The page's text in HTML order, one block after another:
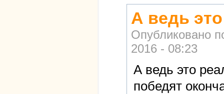
А ведь
Опубликовано
2016 - 08:23
А ведь это
победят